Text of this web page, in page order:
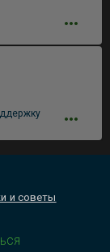
и советы